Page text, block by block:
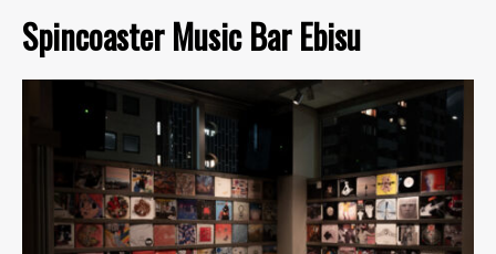
Spincoaster Music Bar Ebisu